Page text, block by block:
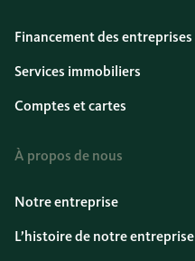
Financement des entreprises
Services immobiliers
Comptes et cartes
À propos de nous
Notre entreprise
L’histoire de notre entreprise